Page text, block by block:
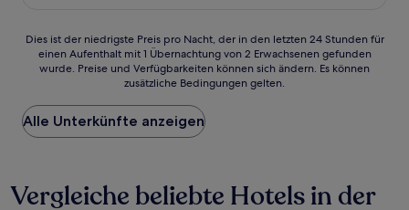
Dies
der
Preis
pro
Nacht,
den
letzten
Dies ist der niedrigste Preis pro Nacht, der in den letzten 24 Stunden für
einen Aufenthalt mit 1 Übernachtung von 2 Erwachsenen gefunden
wurde. Preise und Verfügbarkeiten können sich ändern. Es können
zusätzliche Bedingungen gelten.
Alle Unterkünfte anzeigen
Vergleiche beliebte Hotels in der